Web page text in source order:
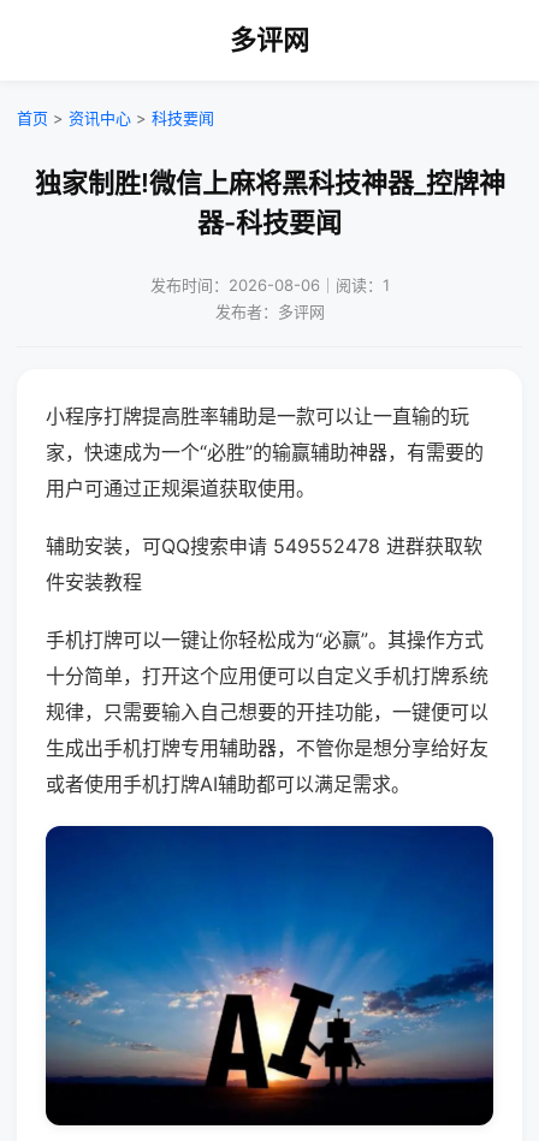
多评网
首页 > 资讯中心 > 科技要闻
独家制胜!微信上麻将黑科技神器_控牌神
器-科技要闻
发布时间：2026-08-06｜阅读：1
发布者：多评网
小程序打牌提高胜率辅助是一款可以让一直输的玩
家，快速成为一个“必胜”的输赢辅助神器，有需要的
用户可通过正规渠道获取使用。
辅助安装，可QQ搜索申请 549552478 进群获取软
件安装教程
手机打牌可以一键让你轻松成为“必赢”。其操作方式
十分简单，打开这个应用便可以自定义手机打牌系统
规律，只需要输入自己想要的开挂功能，一键便可以
生成出手机打牌专用辅助器，不管你是想分享给好友
或者使用手机打牌AI辅助都可以满足需求。